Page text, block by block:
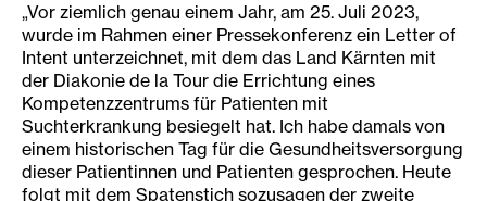
„Vor ziemlich genau einem Jahr, am 25. Juli 2023,
wurde im Rahmen einer Pressekonferenz ein Letter of
Intent unterzeichnet, mit dem das Land Kärnten mit
der Diakonie de la Tour die Errichtung eines
Kompetenzzentrums für Patienten mit
Suchterkrankung besiegelt hat. Ich habe damals von
einem historischen Tag für die Gesundheitsversorgung
dieser Patientinnen und Patienten gesprochen. Heute
folgt mit dem Spatenstich sozusagen der zweite